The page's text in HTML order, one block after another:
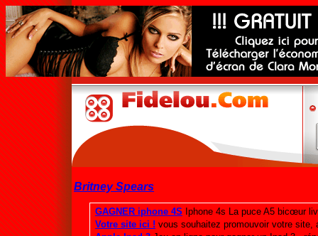
Britney Spears